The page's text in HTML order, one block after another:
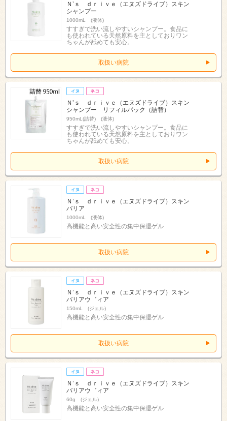
Ｎ’ｓ ｄｒｉｖｅ（エヌズドライブ）スキン
シャンプー
1000mL (液体)
すすぎで洗い流しやすいシャンプー。食品に
も使われている天然原料を主としておりワン
ちゃんが舐めても安心。
取扱い病院
Ｎ’ｓ ｄｒｉｖｅ（エヌズドライブ）スキン
シャンプー リフィルパック（詰替）
950mL(詰替) (液体)
すすぎで洗い流しやすいシャンプー。食品に
も使われている天然原料を主としておりワン
ちゃんが舐めても安心。
取扱い病院
Ｎ’ｓ ｄｒｉｖｅ（エヌズドライブ）スキン
バリア
1000mL (液体)
高機能と高い安全性の集中保湿ゲル
取扱い病院
Ｎ’ｓ ｄｒｉｖｅ（エヌズドライブ）スキン
バリアウ゛ィア
150mL (ジェル)
高機能と高い安全性の集中保湿ゲル
取扱い病院
Ｎ’ｓ ｄｒｉｖｅ（エヌズドライブ）スキン
バリアウ゛ィア
60g (ジェル)
高機能と高い安全性の集中保湿ゲル